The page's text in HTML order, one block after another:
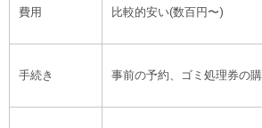
費用 比較的安い(数百円〜)
手続き 事前の予約、ゴミ処理券の